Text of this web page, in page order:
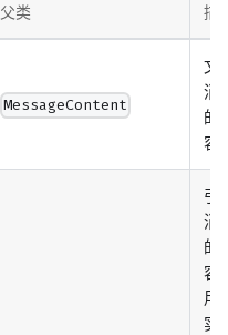
父类 描
MessageContent
文
消
的
容
引
消
的
容
用
实